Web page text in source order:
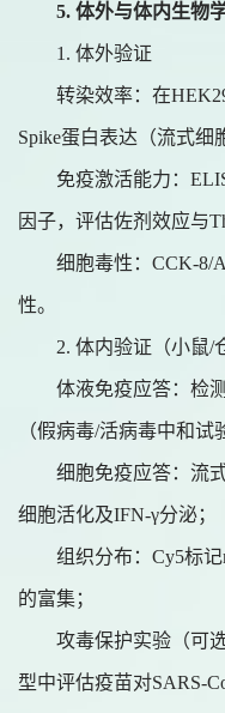
5. 体外与体内生物
1. 体外验证
转染效率：在
Spike蛋白表达（流式细
免疫激活能力：
因子，评估佐剂效应与
细胞毒性： CCK-8/
性。
2. 体内验证（小鼠/
体液免疫应答：检
（假病毒/活病毒中和试
细胞免疫应答：流
细胞活化及IFN-γ分泌；
组织分布： Cy5标
的富集；
攻毒保护实验（可
型中评估疫苗对SARS-